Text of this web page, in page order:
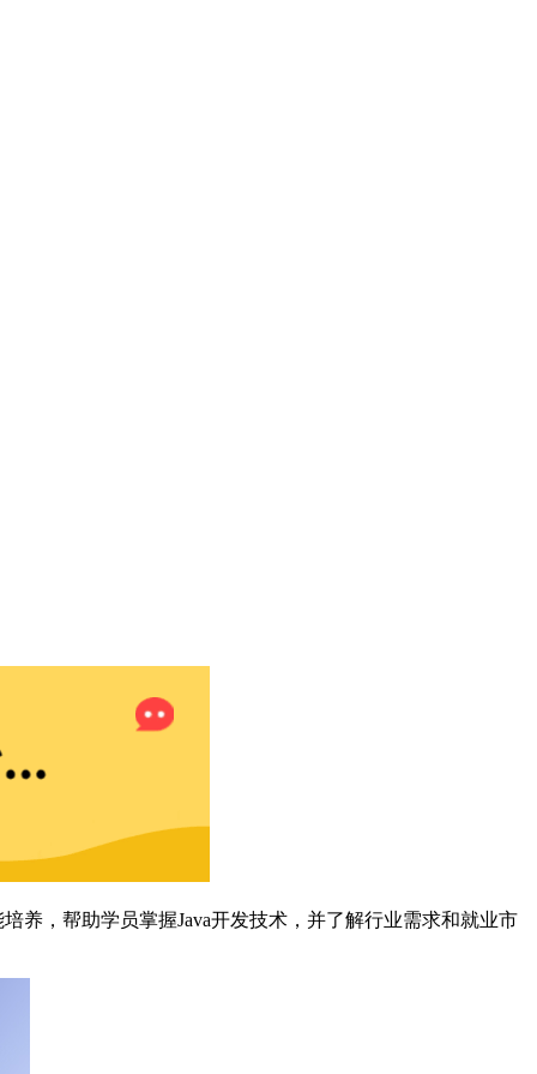
养，帮助学员掌握Java开发技术，并了解行业需求和就业市